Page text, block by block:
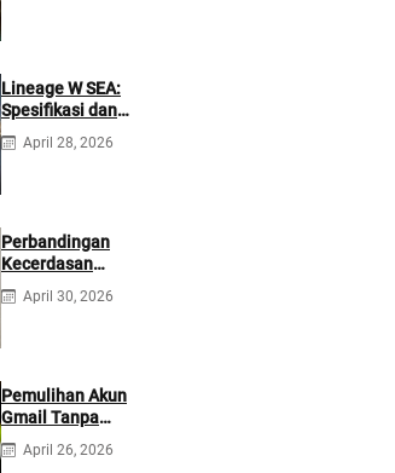
Lineage W SEA:
Spesifikasi dan
Tanggal Rilis
April 28, 2026
Perbandingan
Kecerdasan
Buatan Claude
dan ChatGPT:
April 30, 2026
Pemulihan Akun
Gmail Tanpa
Kontak
Tambahan
April 26, 2026